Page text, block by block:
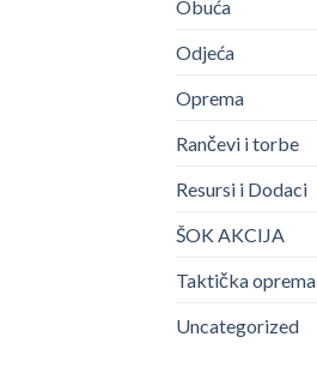
Obuća
Odjeća
Oprema
Rančevi i torbe
Resursi i Dodaci
ŠOK AKCIJA
Taktička oprema
Uncategorized